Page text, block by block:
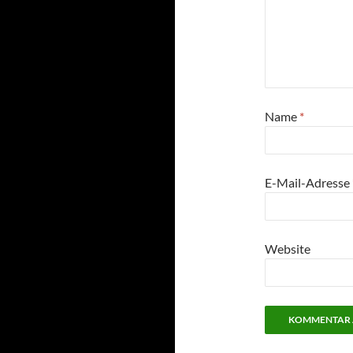
Name *
E-Mail-Adresse
Website